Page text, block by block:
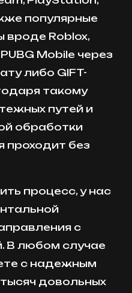
популярные
вроде Roblox,
Mobile через
либо GIFT-
такому
путей и
обработки
проходит без
процесс, у нас
с
В любом случае
с надежным
довольных